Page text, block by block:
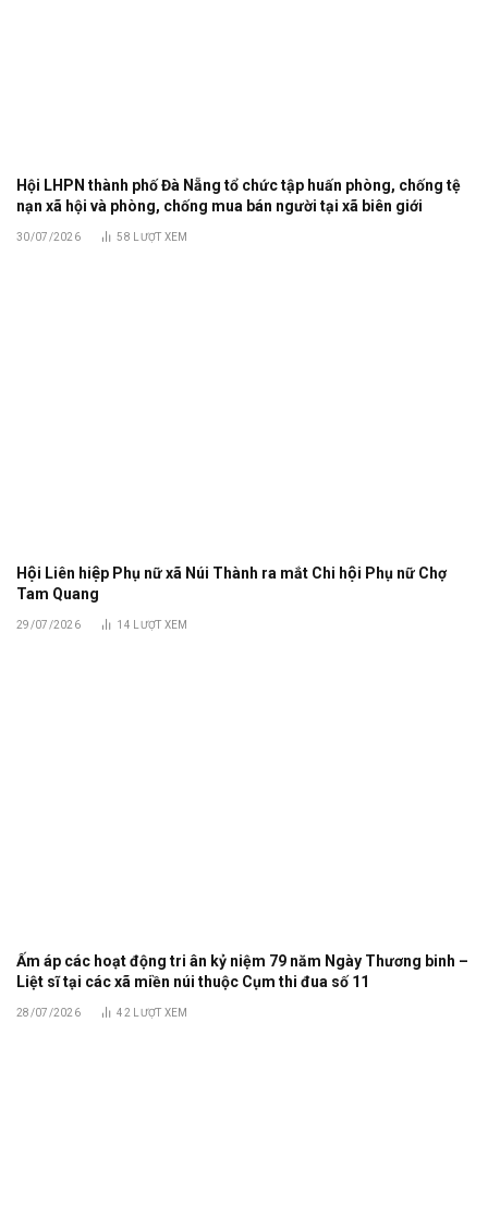
Hội LHPN thành phố Đà Nẵng tổ chức tập huấn phòng, chống tệ
nạn xã hội và phòng, chống mua bán người tại xã biên giới
30/07/2026 58 LƯỢT XEM
Hội Liên hiệp Phụ nữ xã Núi Thành ra mắt Chi hội Phụ nữ Chợ
Tam Quang
29/07/2026 14 LƯỢT XEM
Ấm áp các hoạt động tri ân kỷ niệm 79 năm Ngày Thương binh –
Liệt sĩ tại các xã miền núi thuộc Cụm thi đua số 11
28/07/2026 42 LƯỢT XEM